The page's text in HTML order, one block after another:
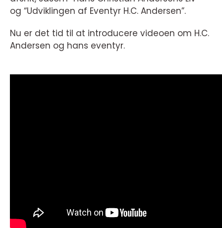
og “Udviklingen af Eventyr H.C. Andersen”.
Nu er det tid til at introducere videoen om H.C.
Andersen og hans eventyr.